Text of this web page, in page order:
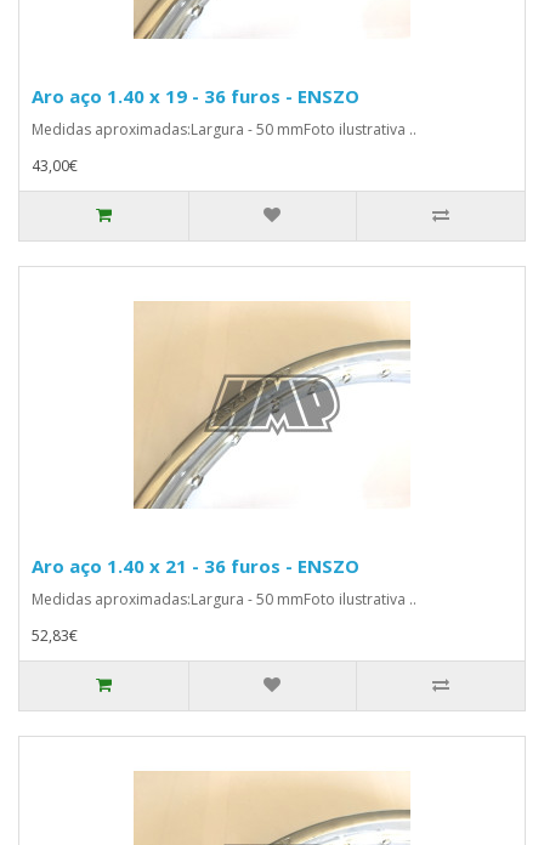
Aro aço 1.40 x 19 - 36 furos - ENSZO
Medidas aproximadas:Largura - 50 mmFoto ilustrativa ..
43,00€
Aro aço 1.40 x 21 - 36 furos - ENSZO
Medidas aproximadas:Largura - 50 mmFoto ilustrativa ..
52,83€